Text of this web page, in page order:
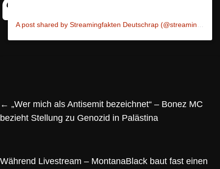
A post shared by Streamingfakten Deutschrap (@streamingfakten)
← „Wer mich als Antisemit bezeichnet“ – Bonez MC
bezieht Stellung zu Genozid in Palästina
Während Livestream – MontanaBlack baut fast einen